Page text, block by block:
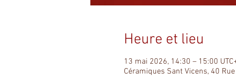
Heure et lieu
13 mai 2026, 14:30 – 15:00
Céramiques Sant Vicens, 40